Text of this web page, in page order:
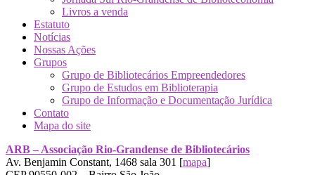
Livros a venda
Estatuto
Notícias
Nossas Ações
Grupos
Grupo de Bibliotecários Empreendedores
Grupo de Estudos em Biblioterapia
Grupo de Informação e Documentação Jurídica
Contato
Mapa do site
ARB – Associação Rio-Grandense de Bibliotecários
Av. Benjamin Constant, 1468 sala 301 [mapa]